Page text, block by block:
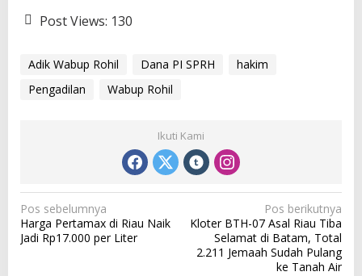
Post Views: 130
Adik Wabup Rohil Dana PI SPRH
hakim
Pengadilan
Wabup Rohil
Ikuti Kami
N
a
v
Pos sebelumnya
Harga Pertamax di Riau Naik
Jadi Rp17.000 per Liter
Pos berikutnya
Kloter BTH-07 Asal Riau Tiba
Selamat di Batam, Total
2.211 Jemaah Sudah Pulang
ke Tanah Air